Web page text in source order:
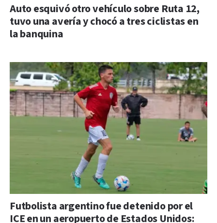
Auto esquivó otro vehículo sobre Ruta 12,
tuvo una avería y chocó a tres ciclistas en
la banquina
Futbolista argentino fue detenido por el
ICE en un aeropuerto de Estados Unidos: